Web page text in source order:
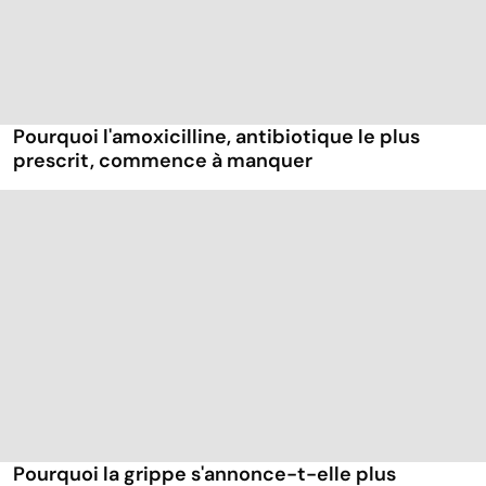
Pourquoi l'amoxicilline, antibiotique le plus
prescrit, commence à manquer
Pourquoi la grippe s'annonce-t-elle plus